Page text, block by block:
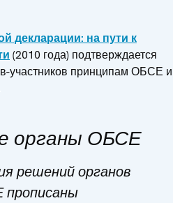
декларации: на пути к
(2010 года) подтверждается
участников принципам ОБСЕ и
органы ОБСЕ
решений органов
прописаны